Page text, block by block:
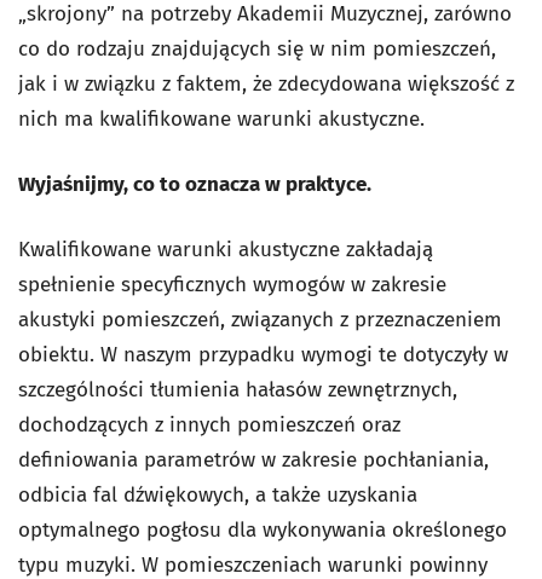
„skrojony” na potrzeby Akademii Muzycznej, zarówno
co do rodzaju znajdujących się w nim pomieszczeń,
jak i w związku z faktem, że zdecydowana większość z
nich ma kwalifikowane warunki akustyczne.
Wyjaśnijmy, co to oznacza w praktyce.
Kwalifikowane warunki akustyczne zakładają
spełnienie specyficznych wymogów w zakresie
akustyki pomieszczeń, związanych z przeznaczeniem
obiektu. W naszym przypadku wymogi te dotyczyły w
szczególności tłumienia hałasów zewnętrznych,
dochodzących z innych pomieszczeń oraz
definiowania parametrów w zakresie pochłaniania,
odbicia fal dźwiękowych, a także uzyskania
optymalnego pogłosu dla wykonywania określonego
typu muzyki. W pomieszczeniach warunki powinny